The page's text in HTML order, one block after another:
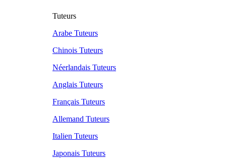
Tuteurs
Arabe Tuteurs
Chinois Tuteurs
Néerlandais Tuteurs
Anglais Tuteurs
Français Tuteurs
Allemand Tuteurs
Italien Tuteurs
Japonais Tuteurs